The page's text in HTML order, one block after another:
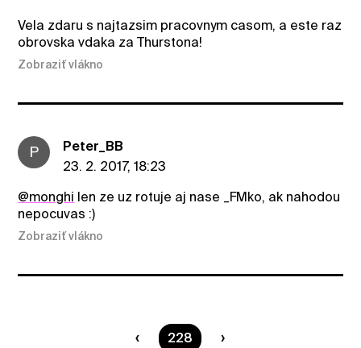
Vela zdaru s najtazsim pracovnym casom, a este raz
obrovska vdaka za Thurstona!
Zobraziť vlákno
P
Peter_BB
23. 2. 2017, 18:23
@monghi len ze uz rotuje aj nase _FMko, ak nahodou
nepocuvas :)
Zobraziť vlákno
Ste na strane
228